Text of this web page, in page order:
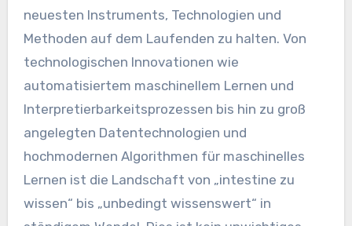
neuesten Instruments, Technologien und
Methoden auf dem Laufenden zu halten. Von
technologischen Innovationen wie
automatisiertem maschinellem Lernen und
Interpretierbarkeitsprozessen bis hin zu groß
angelegten Datentechnologien und
hochmodernen Algorithmen für maschinelles
Lernen ist die Landschaft von „intestine zu
wissen“ bis „unbedingt wissenswert“ in